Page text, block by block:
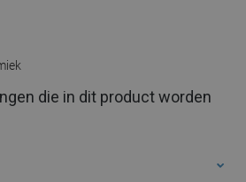
die in dit product worden